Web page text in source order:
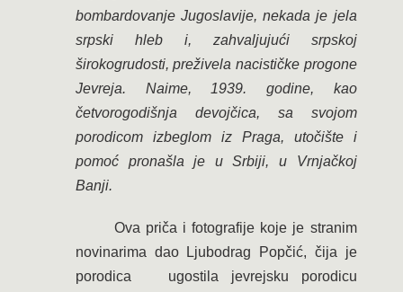
bombardovanje Jugoslavije, nekada je jela
srpski hleb i, zahvaljujući srpskoj
širokogrudosti, preživela nacističke progone
Jevreja. Naime, 1939. godine, kao
četvorogodišnja devojčica, sa svojom
porodicom izbeglom iz Praga, utočište i
pomoć pronašla je u Srbiji, u Vrnjačkoj
Banji.
Ova priča i fotografije koje je stranim
novinarima dao Ljubodrag Popčić, čija je
porodica ugostila jevrejsku porodicu